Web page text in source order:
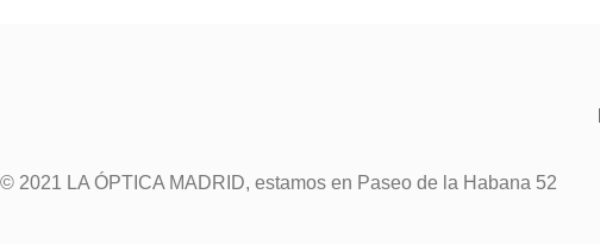
© 2021 LA ÓPTICA MADRID, estamos en Paseo de la Habana 52